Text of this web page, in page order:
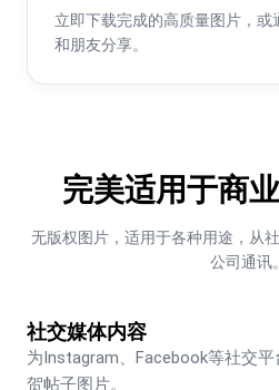
立即下载完成的高质量图片，或
和朋友分享。
完美适用于商
无版权图片，适用于各种用途，从
公司通讯。
社交媒体内容
为Instagram、Facebook等社交
贺帖子图片。